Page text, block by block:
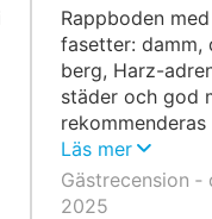
Rappboden
fasetter: damm,
berg, Harz-
städer och god
naturälskare.
Läs mer
Gästrecension ‐
2025